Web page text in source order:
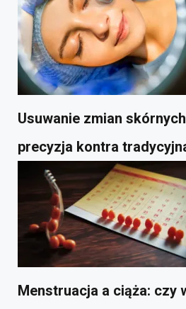
Usuwanie zmian
precyzja kontra
Menstruacja a ciąża: czy